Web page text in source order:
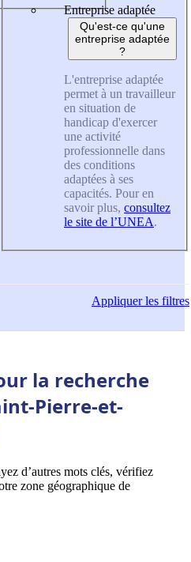
Entreprise adaptée
Qu'est-ce qu'une
entreprise adaptée
?
L'entreprise adaptée
permet à un travailleur
en situation de
handicap d'exercer
une activité
professionnelle dans
des conditions
adaptées à ses
capacités. Pour en
savoir plus, consultez
le site de l’UNEA.
Appliquerles filtres
la recherche
Pierre-et-
d’autres mots clés, vérifiez
zone géographique de